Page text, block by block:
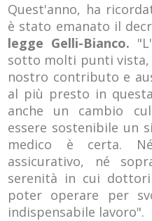
Quest'anno, ha
è stato emanato il
legge Gelli-Bianco.
sotto molti punti vista,
nostro contributo e
al più presto in
anche un cambio
essere sostenibile un
medico è certa.
assicurativo, né
serenità in cui
poter operare per
indispensabile lavoro".